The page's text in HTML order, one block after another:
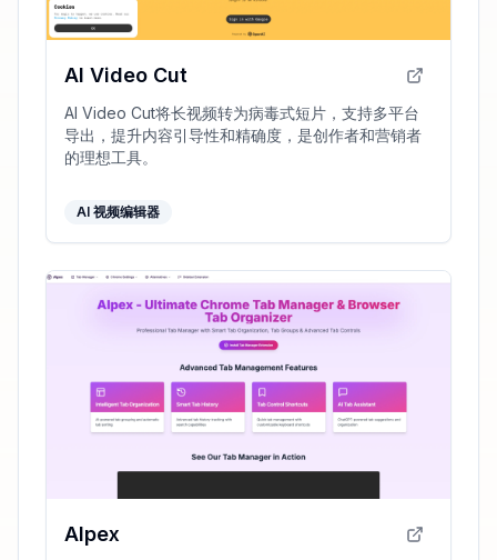
AI Video Cut
AI Video Cut将长视频转为病毒式短片，支持多平台
导出，提升内容引导性和精确度，是创作者和营销者
的理想工具。
AI 视频编辑器
AIpex